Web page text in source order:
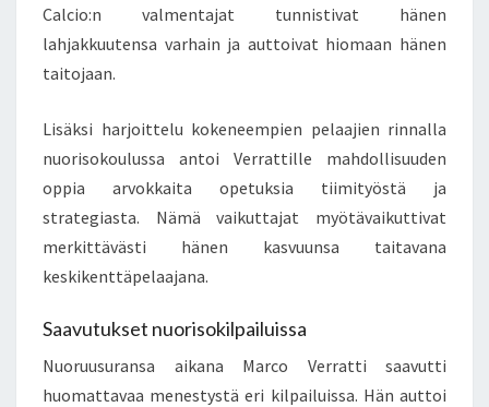
Calcio:n valmentajat tunnistivat hänen
lahjakkuutensa varhain ja auttoivat hiomaan hänen
taitojaan.
Lisäksi harjoittelu kokeneempien pelaajien rinnalla
nuorisokoulussa antoi Verrattille mahdollisuuden
oppia arvokkaita opetuksia tiimityöstä ja
strategiasta. Nämä vaikuttajat myötävaikuttivat
merkittävästi hänen kasvuunsa taitavana
keskikenttäpelaajana.
Saavutukset nuorisokilpailuissa
Nuoruusuransa aikana Marco Verratti saavutti
huomattavaa menestystä eri kilpailuissa. Hän auttoi